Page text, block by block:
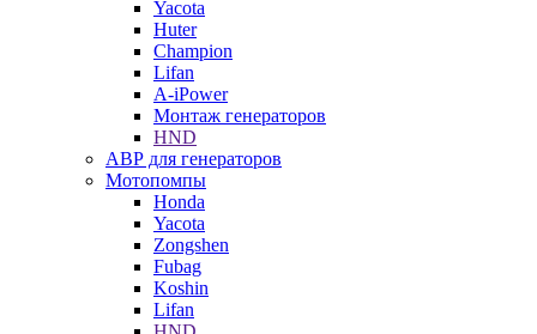
Yacota
Huter
Champion
Lifan
A-iPower
Монтаж генераторов
HND
АВР для генераторов
Мотопомпы
Honda
Yacota
Zongshen
Fubag
Koshin
Lifan